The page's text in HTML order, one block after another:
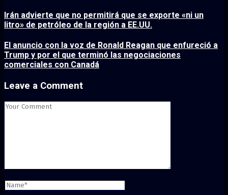
Irán advierte que no permitirá que se exporte «ni un
litro» de petróleo de la región a EE.UU.
El anuncio con la voz de Ronald Reagan que enfureció a
Trump y por el que terminó las negociaciones
comerciales con Canadá
Leave a Comment